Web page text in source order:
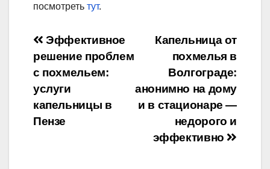
посмотреть тут.
Навигация
по
записям
Капельница от
похмелья в
Волгограде:
анонимно на дому
и в стационаре —
недорого и
эффективно
Эффективное
решение проблем
с похмельем:
услуги
капельницы в
Пензе